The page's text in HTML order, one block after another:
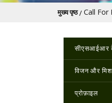
पग चिन्ह
मुख्य पृष्ठ Call For
Main
सीएसआईआर
विजन और
प्रोफ़ाइल